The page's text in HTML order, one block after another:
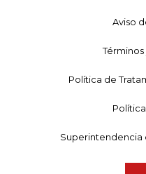
Aviso
Política de
Superintendencia